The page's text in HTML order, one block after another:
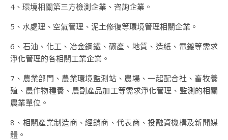
4、環境相關第三方檢測企業、咨詢企業。
5、水處理、空氣管理、泥土修復等環境管理相關企業。
6、石油、化工、冶金鋼鐵、礦產、地質、造紙、電鍍等需求
淨化管理的各相關工業企業。
7、農業部門、農業環境監測站、農場、一起配合社、畜牧養
殖、農作物種養、農副產品加工等需求淨化管理、監測的相關
農業單位。
8、相關產業制造商、經銷商、代表商、投融資機構及新聞媒
體。